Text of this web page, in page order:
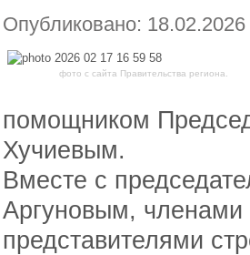
Опубликовано: 18.02.2026
фото с сайта Правительства региона.
помощником
Хучиевым.
Вместе с
Аргуновым, членами
представителями